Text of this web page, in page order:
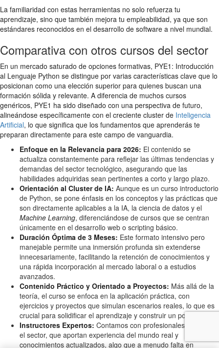
La familiaridad con estas herramientas no solo refuerza tu
aprendizaje, sino que también mejora tu empleabilidad, ya que son
estándares reconocidos en el desarrollo de software a nivel mundial.
Comparativa con otros cursos del sector
En un mercado saturado de opciones formativas, PYE1: Introducción
al Lenguaje Python se distingue por varias características clave que lo
posicionan como una elección superior para quienes buscan una
formación sólida y relevante. A diferencia de muchos cursos
genéricos, PYE1 ha sido diseñado con una perspectiva de futuro,
alineándose específicamente con el creciente cluster de Inteligencia
Artificial, lo que significa que los fundamentos que aprenderás te
preparan directamente para este campo de vanguardia.
Enfoque en la Relevancia para 2026: El contenido se
actualiza constantemente para reflejar las últimas tendencias y
demandas del sector tecnológico, asegurando que las
habilidades adquiridas sean pertinentes a corto y largo plazo.
Orientación al Cluster de IA: Aunque es un curso introductorio
de Python, se pone énfasis en los conceptos y las prácticas que
son directamente aplicables a la IA, la ciencia de datos y el
Machine Learning, diferenciándose de cursos que se centran
únicamente en el desarrollo web o scripting básico.
Duración Óptima de 3 Meses: Este formato intensivo pero
manejable permite una inmersión profunda sin extenderse
innecesariamente, facilitando la retención de conocimientos y
una rápida incorporación al mercado laboral o a estudios
avanzados.
Contenido Práctico y Orientado a Proyectos: Más allá de la
teoría, el curso se enfoca en la aplicación práctica, con
ejercicios y proyectos que simulan escenarios reales, lo que es
crucial para solidificar el aprendizaje y construir un portafolio.
Instructores Expertos: Contamos con profesionales activos en
el sector, que aportan experiencia del mundo real y
conocimientos actualizados, algo que a menudo falta en